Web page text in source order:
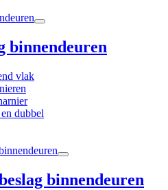
binnendeuren
vlak
dubbel
binnendeuren